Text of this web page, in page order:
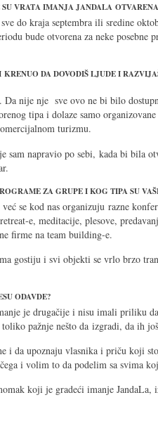
VRATA IMANJA JANDALA
do kraja septembra ili sredine
bude otvorena za neke posebne
DA DOVODIŠ LJUDE I
Da nije nje sve ovo ne bi bilo
tipa i dolaze samo
turizmu.
sam napravio po sebi, kada bi bila
ZA GRUPE I KOG TIPA SU
se kod nas organizuju razne
e, meditacije, plesove,
firme na team building-e.
gostiju i svi objekti se vrlo brzo
ODAVDE?
je drugačije i nisu imali priliku
pažnje nešto da izgradi, da ih
i da upoznaju vlasnika i priču koji
i volim to da podelim sa svima
koji je gradeći imanje JandaLa,